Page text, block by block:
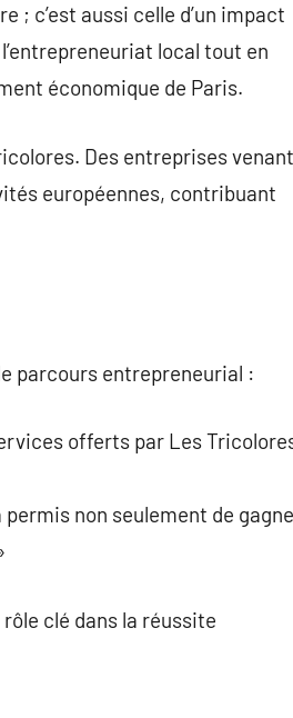
; c’est aussi celle d’un impact
local tout en
économique de Paris.
Des entreprises venant
européennes, contribuant
parcours entrepreneurial :
offerts par Les
non seulement de
clé dans la réussite